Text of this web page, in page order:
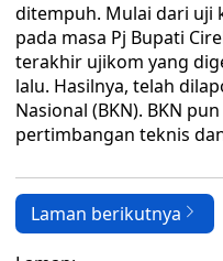
ditempuh. Mulai dari uji
pada masa Pj Bupati
terakhir ujikom yang
lalu. Hasilnya, telah
Nasional (BKN). BKN
pertimbangan teknis
Laman berikutnya